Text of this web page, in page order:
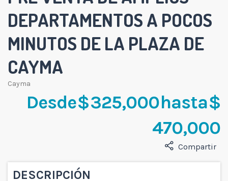
DEPARTAMENTOS A POCOS
MINUTOS DE LA PLAZA DE
CAYMA
Cayma
Desde $ 325,000 hasta $
470,000
Compartir
DESCRIPCIÓN